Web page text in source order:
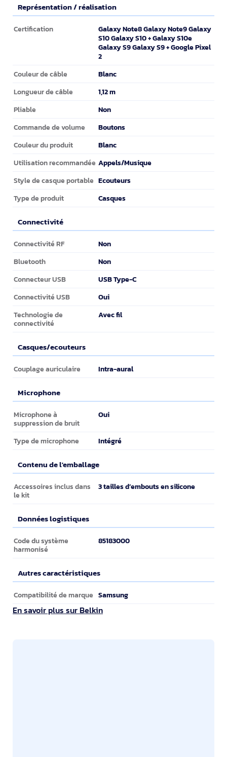
Représentation / réalisation
Représentation / réalisation
Certification
Galaxy Note8 Galaxy Note9 Galaxy
S10 Galaxy S10 + Galaxy S10e
Galaxy S9 Galaxy S9 + Google Pixel
2
Couleur de câble Blanc
Longueur de câble 1,12 m
Pliable Non
Commande de volume Boutons
Couleur du produit Blanc
Utilisation recommandée Appels/Musique
Style de casque portable Ecouteurs
Type de produit Casques
Connectivité
Connectivité
Connectivité RF Non
Bluetooth Non
Connecteur USB USB Type-C
Connectivité USB Oui
Technologie de
connectivité
Avec fil
Casques/ecouteurs
Casques/ecouteurs
Couplage auriculaire Intra-aural
Microphone
Microphone
Microphone à
suppression de bruit
Oui
Type de microphone Intégré
Contenu de l'emballage
Contenu de l'emballage
Accessoires inclus dans
le kit
3 tailles d’embouts en silicone
Données logistiques
Données logistiques
Code du système
harmonisé
85183000
Autres caractéristiques
Autres caractéristiques
Compatibilité de marque Samsung
En savoir plus sur Belkin